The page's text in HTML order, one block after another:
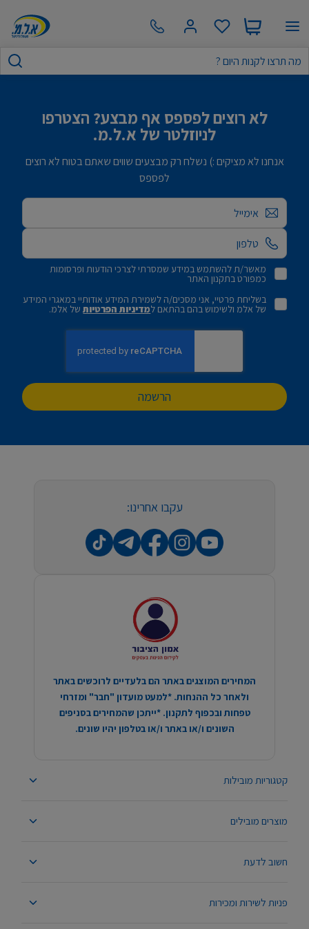
לא רוצים לפספס אף מבצע? הצטרפו
לניוזלטר של א.ל.מ.
אנחנו לא מציקים :) נשלח רק מבצעים שווים שאתם בטוח לא רוצים
לפספס
אימייל
מאשר/ת להשתמש במידע שמסרתי לצרכי הודעות ופרסומות
כמפורט בתקנון האתר
בשליחת פרטיי, אני מסכים/ה לשמירת המידע אודותיי במאגרי המידע
של אלמ ולשימוש בהם בהתאם למדיניות הפרטיותשל אלמ.
הרשמה
קטגוריות מובילות
מוצרים מובילים
חשוב לדעת
פניות לשירות ומכירות
עקבו אחרינו:
המחירים המוצגים באתר הם בלעדיים לרוכשים באתר
ולאחר כל ההנחות. *למעט מועדון "חבר" ומזרחי
טפחות ובכפוף לתקנון. *ייתכן שהמחירים בסניפים
השונים ו/או באתר ו/או בטלפון יהיו שונים.